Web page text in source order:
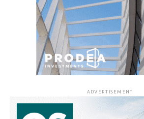
ADVERTISEMENT